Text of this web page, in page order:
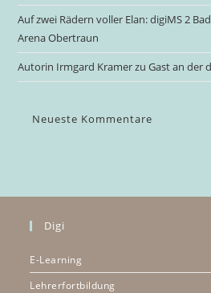
Auf zwei Rädern voller Elan: digiMS 2
Arena Obertraun
Autorin Irmgard Kramer zu Gast an der
Neueste Kommentare
Digi
E-Learning
Lehrerfortbildung